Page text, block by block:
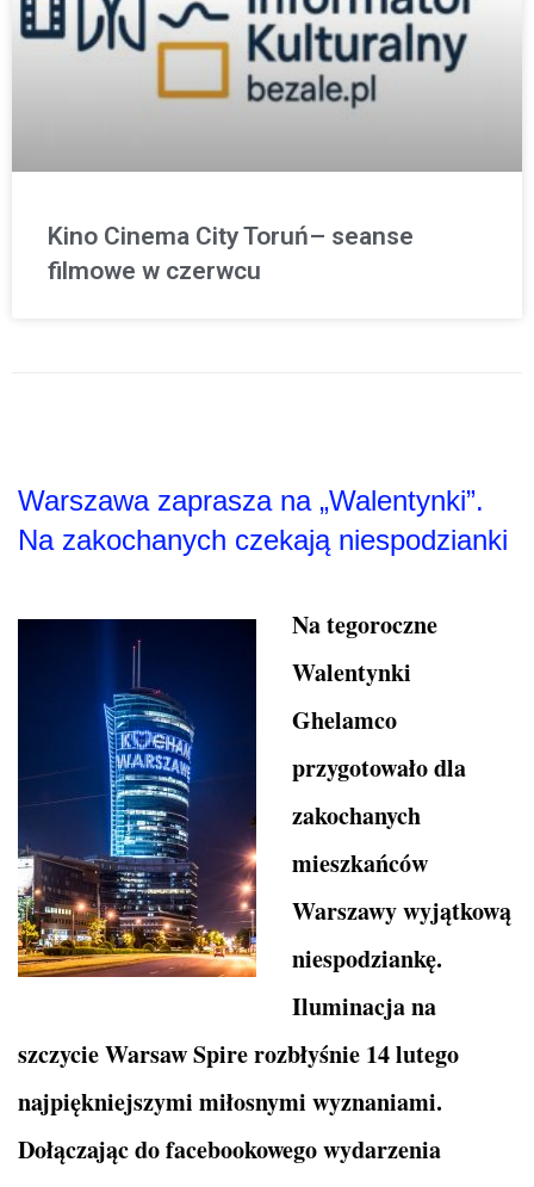
Kino Cinema City Toruń– seanse
filmowe w czerwcu
Warszawa zaprasza na „Walentynki”.
Na zakochanych czekają niespodzianki
Na tegoroczne
Walentynki
Ghelamco
przygotowało dla
zakochanych
mieszkańców
Warszawy wyjątkową
niespodziankę.
Iluminacja na
szczycie Warsaw Spire rozbłyśnie 14 lutego
najpiękniejszymi miłosnymi wyznaniami.
Dołączając do facebookowego wydarzenia